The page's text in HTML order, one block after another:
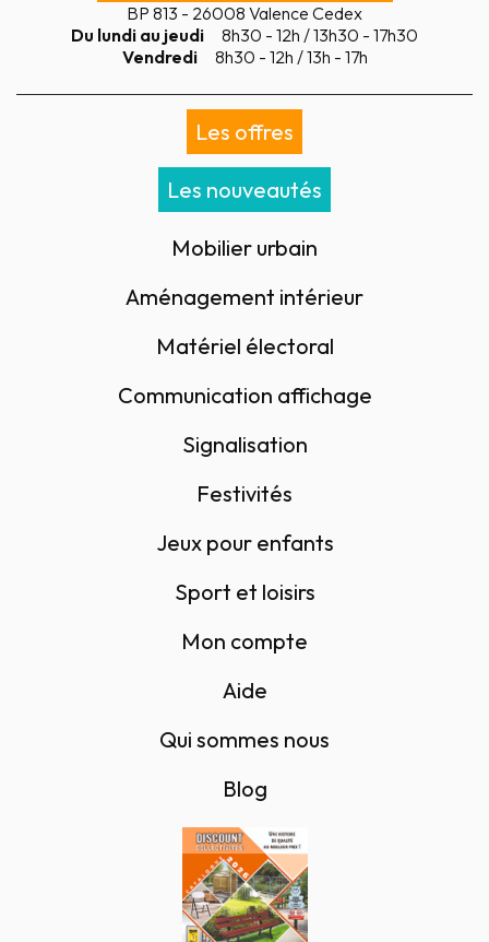
BP 813 - 26008 Valence Cedex
Du lundi au jeudi
8h30 - 12h / 13h30 - 17h30
Vendredi
8h30 - 12h / 13h - 17h
Les offres
Les nouveautés
Mobilier urbain
Aménagement intérieur
Matériel électoral
Communication affichage
Signalisation
Festivités
Jeux pour enfants
Sport et loisirs
Mon compte
Aide
Qui sommes nous
Blog